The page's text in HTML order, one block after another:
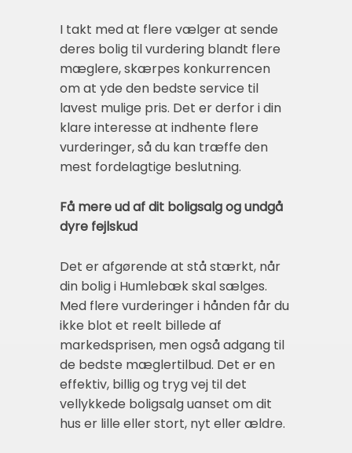
I takt med at flere vælger at sende
deres bolig til vurdering blandt flere
mæglere, skærpes konkurrencen
om at yde den bedste service til
lavest mulige pris. Det er derfor i din
klare interesse at indhente flere
vurderinger, så du kan træffe den
mest fordelagtige beslutning.
Få mere ud af dit boligsalg og undgå
dyre fejlskud
Det er afgørende at stå stærkt, når
din bolig i Humlebæk skal sælges.
Med flere vurderinger i hånden får du
ikke blot et reelt billede af
markedsprisen, men også adgang til
de bedste mæglertilbud. Det er en
effektiv, billig og tryg vej til det
vellykkede boligsalg uanset om dit
hus er lille eller stort, nyt eller ældre.